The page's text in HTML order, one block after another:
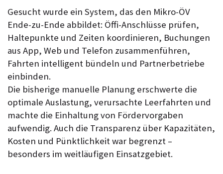
Gesucht wurde ein System, das den Mikro-ÖV
Ende-zu-Ende abbildet: Öffi-Anschlüsse prüfen,
Haltepunkte und Zeiten koordinieren, Buchungen
aus App, Web und Telefon zusammenführen,
Fahrten intelligent bündeln und Partnerbetriebe
einbinden.
Die bisherige manuelle Planung erschwerte die
optimale Auslastung, verursachte Leerfahrten und
machte die Einhaltung von Fördervorgaben
aufwendig. Auch die Transparenz über Kapazitäten,
Kosten und Pünktlichkeit war begrenzt –
besonders im weitläufigen Einsatzgebiet.